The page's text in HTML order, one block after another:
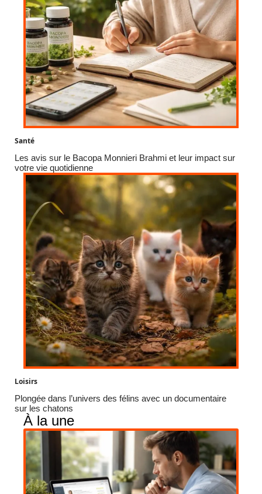
Santé
Les avis sur le Bacopa Monnieri Brahmi et leur impact sur
votre vie quotidienne
Loisirs
Plongée dans l’univers des félins avec un documentaire
sur les chatons
À la une